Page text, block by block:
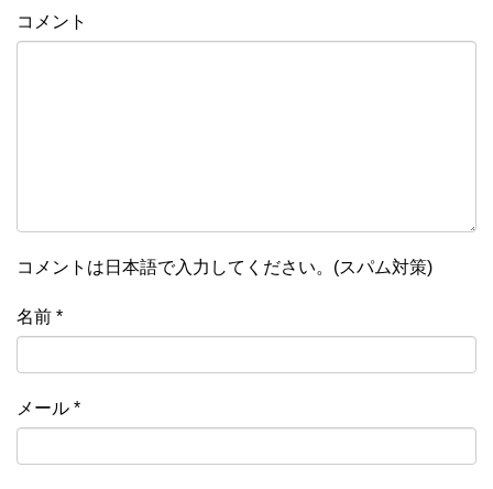
コメント
コメントは日本語で入力してください。(スパム対策)
名前 *
メール *